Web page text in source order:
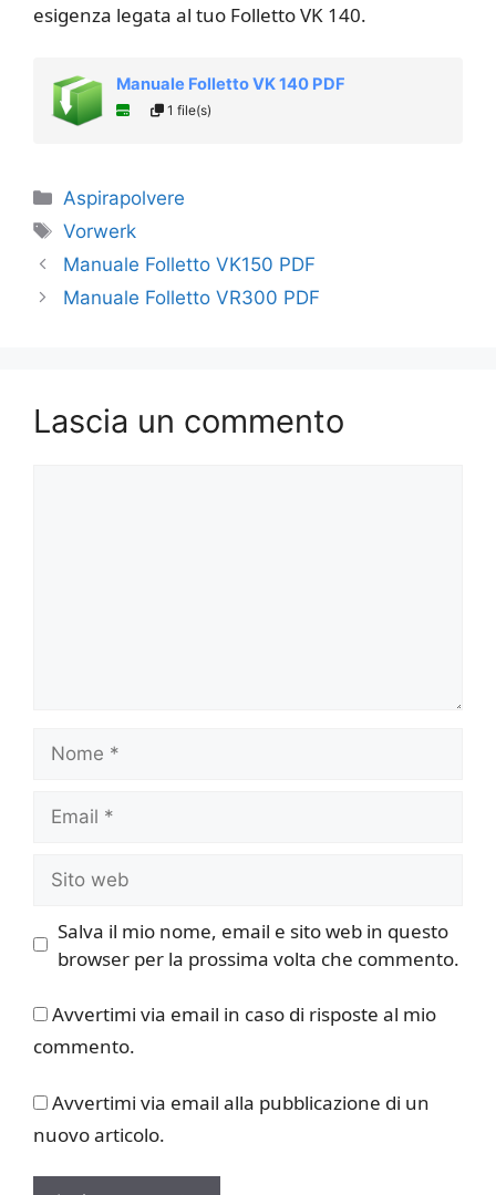
esigenza legata al tuo Folletto VK 140.
Manuale Folletto VK 140 PDF
1 file(s)
Categorie
Aspirapolvere
Tag
Vorwerk
Manuale Folletto VK150 PDF
Manuale Folletto VR300 PDF
Lascia un commento
web
Salva il mio nome, email e sito web in questo
browser per la prossima volta che commento.
Avvertimi via email in caso di risposte al mio
commento.
Avvertimi via email alla pubblicazione di un
nuovo articolo.